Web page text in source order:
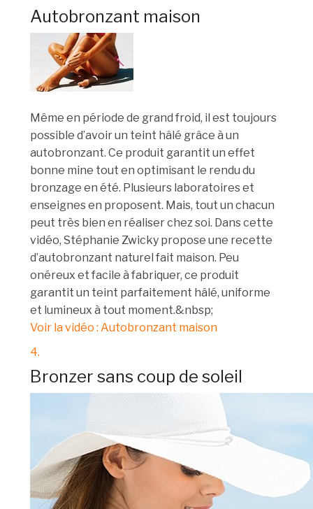
Autobronzant maison
Même en période de grand froid, il est toujours
possible d’avoir un teint hâlé grâce à un
autobronzant. Ce produit garantit un effet
bonne mine tout en optimisant le rendu du
bronzage en été. Plusieurs laboratoires et
enseignes en proposent. Mais, tout un chacun
peut très bien en réaliser chez soi. Dans cette
vidéo, Stéphanie Zwicky propose une recette
d’autobronzant naturel fait maison. Peu
onéreux et facile à fabriquer, ce produit
garantit un teint parfaitement hâlé, uniforme
et lumineux à tout moment.&nbsp;
Voir la vidéo : Autobronzant maison
4.
Bronzer sans coup de soleil